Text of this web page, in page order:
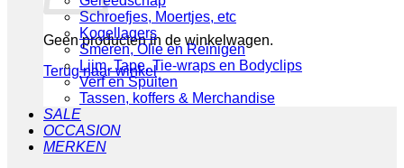
Geen producten in de winkelwagen.
Terug naar winkel
Schroefjes, Moertjes, etc
Kogellagers
Smeren, Olie en Reinigen
Lijm, Tape, Tie-wraps en Bodyclips
Verf en Spuiten
Tassen, koffers & Merchandise
SALE
OCCASION
MERKEN